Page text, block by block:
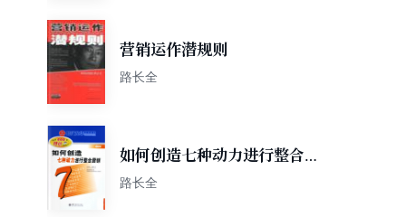
营销运作潜规则
路长全
如何创造七种动力进行整合营
销
路长全